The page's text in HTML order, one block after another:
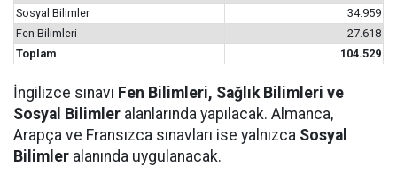
Sosyal Bilimler
34.959
Fen Bilimleri
27.618
Toplam
104.529
İngilizce sınavı Fen Bilimleri, Sağlık Bilimleri ve
Sosyal Bilimler alanlarında yapılacak. Almanca,
Arapça ve Fransızca sınavları ise yalnızca Sosyal
Bilimler alanında uygulanacak.